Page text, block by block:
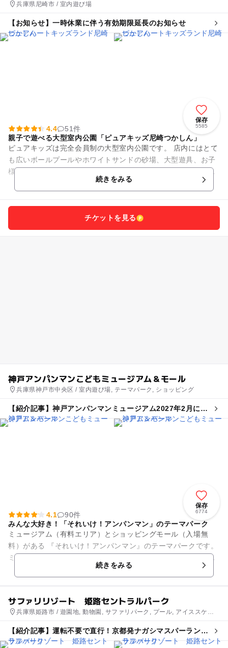
兵庫県尼崎市 / 室内遊び場
【お知らせ】一時休業に伴う有効期限延長のお知らせ
保存
5585
4.4
51件
親子で遊べる大型室内公園「ピュアキッズ尼崎つかしん」
ピュアキッズは完全会員制の大型室内公園です。 店内にはとて
も広いボールプールやホワイトサンドの砂場、大型遊具、お子
様の大好きな遊びがいっぱい！ドレスに着替えて写真が取れる
フォトスタジオも大人気...続きをみる
チケットを見る
神戸アンパンマンこどもミュージアム＆モール
兵庫県神戸市中央区 / 室内遊び場, テーマパーク, ショッピング
【紹介記事】神戸アンパンマンミュージアム2027年2月に新
エリア誕生へ 海と冒険がテーマ！
保存
6774
4.1
90件
みんな大好き！「それいけ！アンパンマン」のテーマパーク
ミュージアム（有料エリア）とショッピングモール（入場無
料）がある 『それいけ！アンパンマン』のテーマパークです。
ミュージアムでは、アンパンマンたちが登場するステージやキ
続きをみる
サファリリゾート 姫路セントラルパーク
兵庫県姫路市 / 遊園地, 動物園, サファリパーク, プール, アイススケー
【紹介記事】運転不要で直行！京都発ナガシマスパーランド
＆姫路セントラルパーク日帰りバスツアー